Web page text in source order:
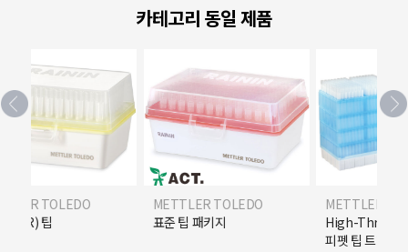
카테고리 동일 제품
TOLEDO
METTLER TOLEDO
표준 팁 패키지
METTLER
High-Throughput
피펫 팁 트레이